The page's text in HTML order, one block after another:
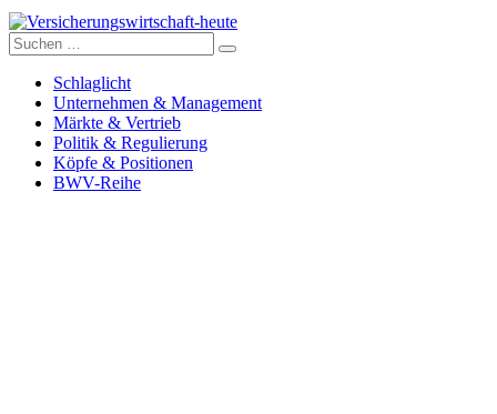
Versicherungswirtschaft-heute
Suche
nach:
Schlaglicht
Unternehmen & Management
Märkte & Vertrieb
Politik & Regulierung
Köpfe & Positionen
BWV-Reihe